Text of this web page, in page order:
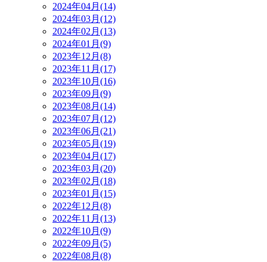
2024年04月(14)
2024年03月(12)
2024年02月(13)
2024年01月(9)
2023年12月(8)
2023年11月(17)
2023年10月(16)
2023年09月(9)
2023年08月(14)
2023年07月(12)
2023年06月(21)
2023年05月(19)
2023年04月(17)
2023年03月(20)
2023年02月(18)
2023年01月(15)
2022年12月(8)
2022年11月(13)
2022年10月(9)
2022年09月(5)
2022年08月(8)